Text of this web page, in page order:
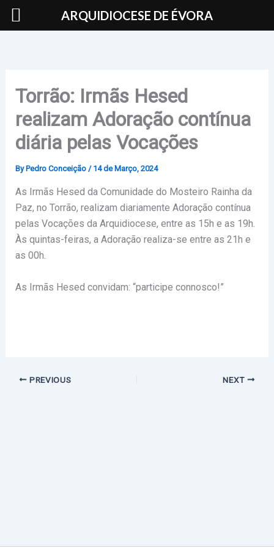
Skip
Torrão: Irmãs Hesed
realizam Adoração contínua
diária pelas Vocações
By Pedro Conceição / 14 de Março, 2024
As Irmãs Hesed da Comunidade do Mosteiro Rainha da
Paz, no Torrão, realizam diariamente Adoração contínua
pelas Vocações da Arquidiocese, entre as 15h e as 19h.
Às quintas-feiras, a Adoração realiza-se entre as 21h e
as 00h.
As Irmãs Hesed convidam: “participe connosco!”
PREVIOUS NEXT
ARQUIDIOCESE DE ÉVORA